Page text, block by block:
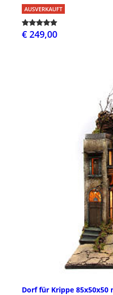
AUSVERKAUFT
€ 249,00
Dorf für Krippe 85x50x50